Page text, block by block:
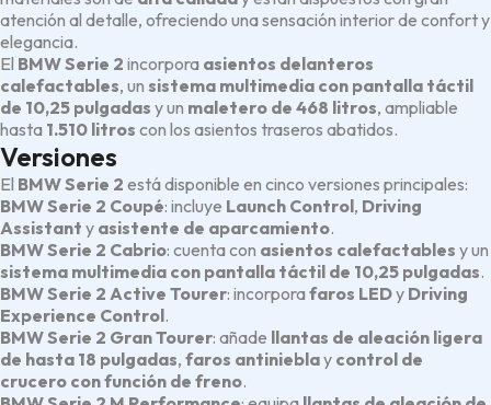
atención al detalle, ofreciendo una sensación interior de confort y
elegancia.
El BMW Serie 2 incorpora asientos delanteros
calefactables, un sistema multimedia con pantalla táctil
de 10,25 pulgadas y un maletero de 468 litros, ampliable
hasta 1.510 litros con los asientos traseros abatidos.
Versiones
El BMW Serie 2 está disponible en cinco versiones principales:
BMW Serie 2 Coupé: incluye Launch Control, Driving
Assistant y asistente de aparcamiento.
BMW Serie 2 Cabrio: cuenta con asientos calefactables y un
sistema multimedia con pantalla táctil de 10,25 pulgadas.
BMW Serie 2 Active Tourer: incorporafaros LEDy Driving
Experience Control.
BMW Serie 2 Gran Tourer: añade llantas de aleación ligera
de hasta 18 pulgadas, faros antinieblay control de
crucero con función de freno.